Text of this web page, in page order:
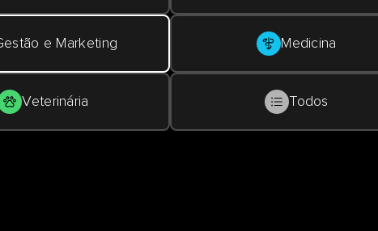
e Marketing Medicina
Veterinária Todos